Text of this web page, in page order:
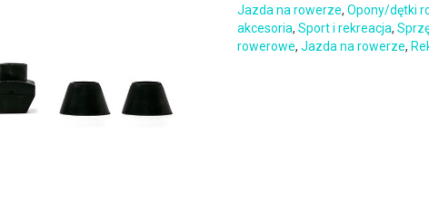
Jazda na rowerze,Opony/dętki
akcesoria,Sport i rekreacja,
rowerowe,Jazda na rowerze,